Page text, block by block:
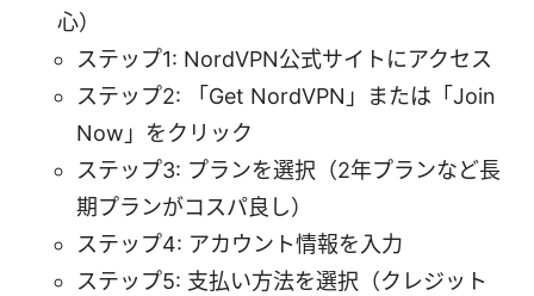
心）
ステップ1: NordVPN公式サイトにアクセス
ステップ2: 「Get NordVPN」または「Join
Now」をクリック
ステップ3: プランを選択（2年プランなど長
期プランがコスパ良し）
ステップ4: アカウント情報を入力
ステップ5: 支払い方法を選択（クレジット